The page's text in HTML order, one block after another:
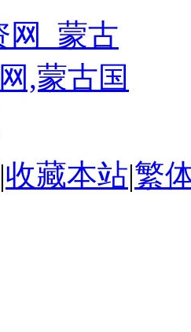
|收藏本站|繁